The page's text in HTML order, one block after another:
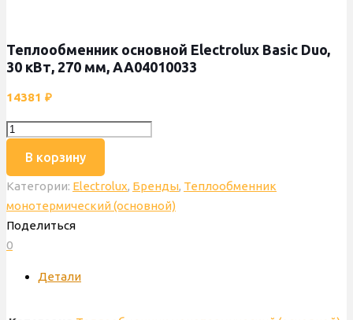
Теплообменник основной Electrolux Basic Duo,
30 кВт, 270 мм, АА04010033
14381 ₽
Количество
Теплообменник
основной
Electrolux
Basic
Duo,
В корзину
Категории: Electrolux, Бренды, Теплообменник
монотермический (основной)
Поделиться
0
Детали